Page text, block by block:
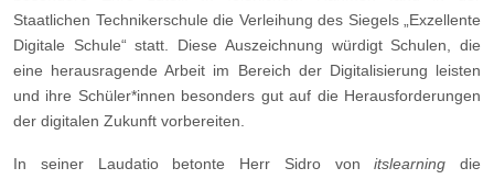
Staatlichen Technikerschule die Verleihung des Siegels „Exzellente
Digitale Schule“ statt. Diese Auszeichnung würdigt Schulen, die
eine herausragende Arbeit im Bereich der Digitalisierung leisten
und ihre Schüler*innen besonders gut auf die Herausforderungen
der digitalen Zukunft vorbereiten.
In seiner Laudatio betonte Herr Sidro vonitslearning die